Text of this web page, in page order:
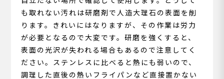
も取れない汚れは研磨剤で人造大理石の表面を削
ります。きれいにはなりますが、その作業は労力
が必要となるので大変です。研磨を強くすると、
表面の光沢が失われる場合もあるので注意してく
ださい。ステンレスに比べると熱にも弱いので、
調理した直後の熱いフライパンなど直接置かない